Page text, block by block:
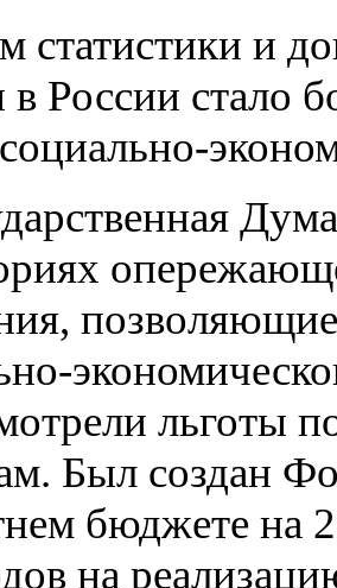
статистики и
России стало
льготы
Был создан
бюджете на
на